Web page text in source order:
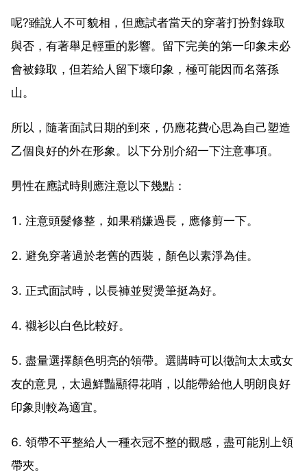
呢?雖說人不可貌相，但應試者當天的穿著打扮對錄取
與否，有著舉足輕重的影響。留下完美的第一印象未必
會被錄取，但若給人留下壞印象，極可能因而名落孫
山。
所以，隨著面試日期的到來，仍應花費心思為自己塑造
乙個良好的外在形象。以下分別介紹一下注意事項。
男性在應試時則應注意以下幾點：
1. 注意頭髮修整，如果稍嫌過長，應修剪一下。
2. 避免穿著過於老舊的西裝，顏色以素淨為佳。
3. 正式面試時，以長褲並熨燙筆挺為好。
4. 襯衫以白色比較好。
5. 盡量選擇顏色明亮的領帶。選購時可以徵詢太太或女
友的意見，太過鮮豔顯得花哨，以能帶給他人明朗良好
印象則較為適宜。
6. 領帶不平整給人一種衣冠不整的觀感，盡可能別上領
帶夾。